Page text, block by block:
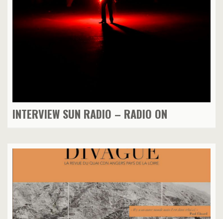
INTERVIEW SUN RADIO – RADIO ON